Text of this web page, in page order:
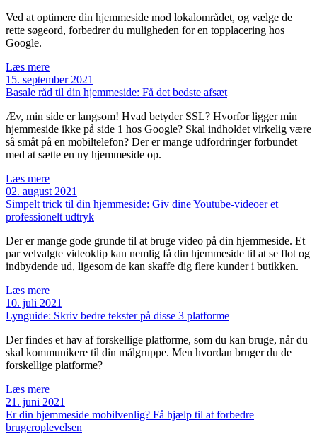
Ved at optimere din hjemmeside mod lokalområdet, og vælge de
rette søgeord, forbedrer du muligheden for en topplacering hos
Google.
Læs mere
15. september 2021
Basale råd til din hjemmeside: Få det bedste afsæt
Æv, min side er langsom! Hvad betyder SSL? Hvorfor ligger min
hjemmeside ikke på side 1 hos Google? Skal indholdet virkelig være
så småt på en mobiltelefon? Der er mange udfordringer forbundet
med at sætte en ny hjemmeside op.
Læs mere
02. august 2021
Simpelt trick til din hjemmeside: Giv dine Youtube-videoer et
professionelt udtryk
Der er mange gode grunde til at bruge video på din hjemmeside. Et
par velvalgte videoklip kan nemlig få din hjemmeside til at se flot og
indbydende ud, ligesom de kan skaffe dig flere kunder i butikken.
Læs mere
10. juli 2021
Lynguide: Skriv bedre tekster på disse 3 platforme
Der findes et hav af forskellige platforme, som du kan bruge, når du
skal kommunikere til din målgruppe. Men hvordan bruger du de
forskellige platforme?
Læs mere
21. juni 2021
Er din hjemmeside mobilvenlig? Få hjælp til at forbedre
brugeroplevelsen